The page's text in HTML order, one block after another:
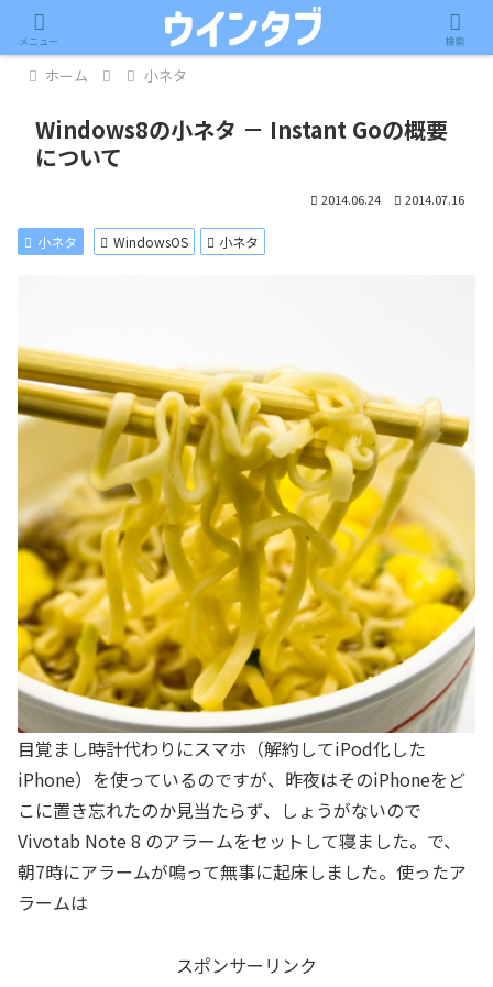
記事内に広告が含まれています。
ホーム 小ネタ
Windows8の小ネタ － Instant Goの概要
について
2014.06.24 2014.07.16
小ネタ WindowsOS 小ネタ
目覚まし時計代わりにスマホ（解約してiPod化した
iPhone）を使っているのですが、昨夜はそのiPhoneをど
こに置き忘れたのか見当たらず、しょうがないので
Vivotab Note 8 のアラームをセットして寝ました。で、
朝7時にアラームが鳴って無事に起床しました。使ったア
ラームは
スポンサーリンク
メニュー 検索